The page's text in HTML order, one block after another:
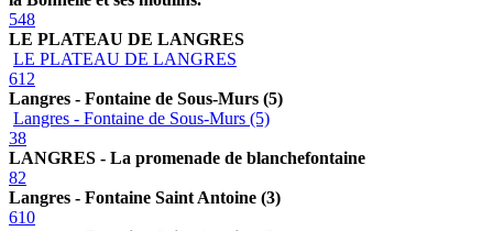
548
LE PLATEAU DE LANGRES
LE PLATEAU DE LANGRES
612
Langres - Fontaine de Sous-Murs (5)
Langres - Fontaine de Sous-Murs (5)
38
LANGRES - La promenade de blanchefontaine
82
Langres - Fontaine Saint Antoine (3)
610